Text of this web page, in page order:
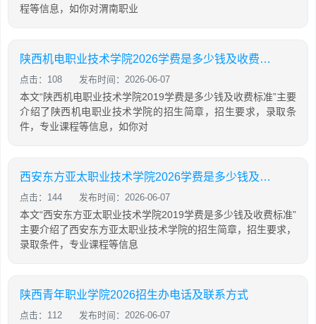
程等信息，如你对渭南职业
陕西机电职业技术学院2026学费是多少钱及收费标准
点击：108 发布时间：2026-06-07
本文“陕西机电职业技术学院2019学费是多少钱及收费标准”主要
介绍了陕西机电职业技术学院的招生简章，招生要求，录取条
件，专业课程等信息，如你对
西安东方亚太职业技术学院2026学费是多少钱及收费标准
点击：144 发布时间：2026-06-07
本文“西安东方亚太职业技术学院2019学费是多少钱及收费标准”
主要介绍了西安东方亚太职业技术学院的招生简章，招生要求，
录取条件，专业课程等信息
陕西青年职业学院2026招生办电话及联系方式
点击：112 发布时间：2026-06-07